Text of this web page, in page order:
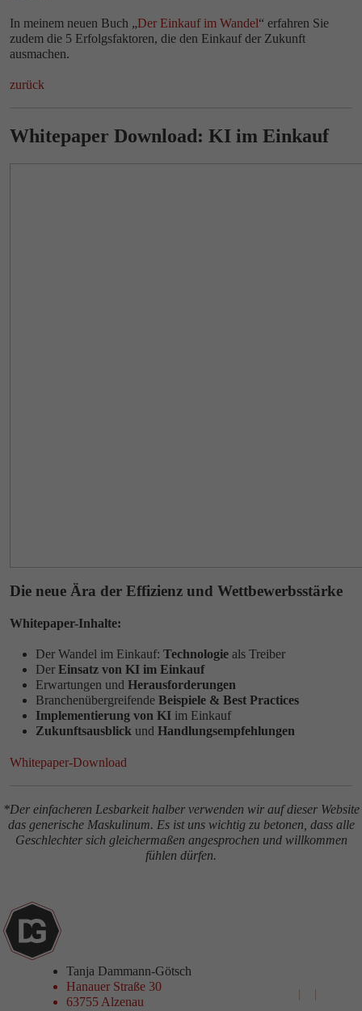
In meinem neuen Buch „Der Einkauf im Wandel“ erfahren Sie
zudem die 5 Erfolgsfaktoren, die den Einkauf der Zukunft
ausmachen.
zurück
Whitepaper Download: KI im Einkauf
Die neue Ära der Effizienz und Wettbewerbsstärke
Whitepaper-Inhalte:
Der Wandel im Einkauf: Technologie als Treiber
Der Einsatz von KI im Einkauf
Erwartungen und Herausforderungen
Branchenübergreifende Beispiele & Best Practices
Implementierung von KI im Einkauf
Zukunftsausblick und Handlungsempfehlungen
Whitepaper-Download
*Der einfacheren Lesbarkeit halber verwenden wir auf dieser Website
das generische Maskulinum. Es ist uns wichtig zu betonen, dass alle
Geschlechter sich gleichermaßen angesprochen und willkommen
fühlen dürfen.
Tanja Dammann-Götsch
Hanauer Straße 30
63755 Alzenau